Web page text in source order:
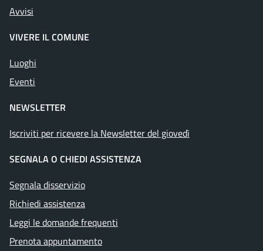
Avvisi
VIVERE IL COMUNE
Luoghi
Eventi
NEWSLETTER
Iscriviti per ricevere la Newsletter del giovedì
SEGNALA O CHIEDI ASSISTENZA
Segnala disservizio
Richiedi assistenza
Leggi le domande frequenti
Prenota appuntamento